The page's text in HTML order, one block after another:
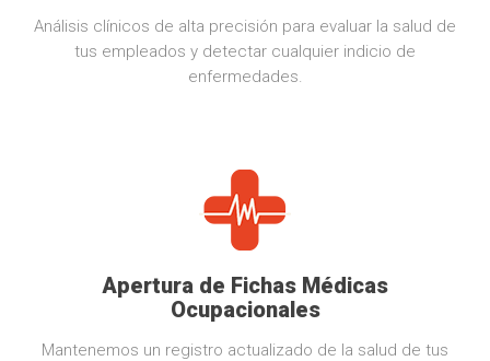
Análisis clínicos de alta precisión para evaluar la salud de
tus empleados y detectar cualquier indicio de
enfermedades.
Apertura de Fichas Médicas
Ocupacionales
Mantenemos un registro actualizado de la salud de tus